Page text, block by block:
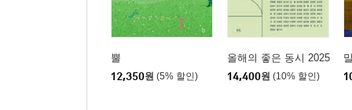
뿔
12,350원 (5% 할인)
올해의 좋은 동시 2025
14,400원 (10% 할인)